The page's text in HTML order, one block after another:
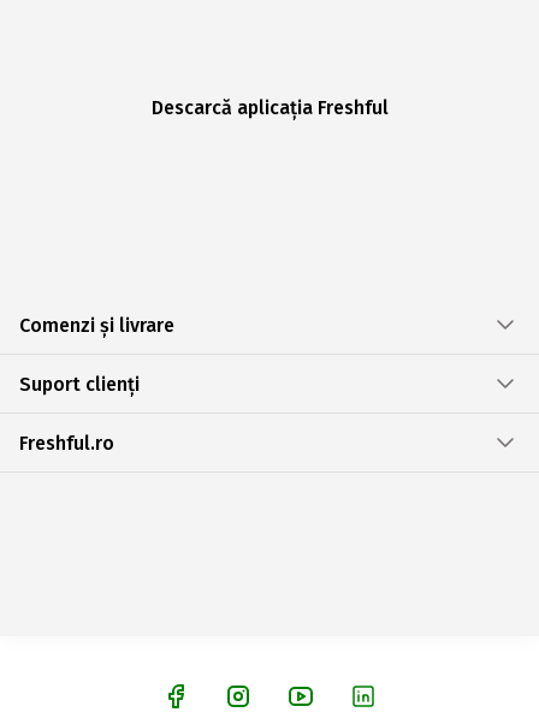
Descarcă aplicația Freshful
Comenzi și livrare
Suport clienți
Freshful.ro